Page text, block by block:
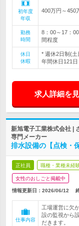
初年度
年収
400万円～450
勤務
時間
8：00～17：
間程度
休日
休暇
* 週休2日制(
年間休日121日
求人詳細を
新旭電子工業株式会社 |
専門メーカー
排水設備の【点検・
正社員 職種・業種未経
女性のおしごと掲載中
情報更新日：2026/06/12
仕事内容
工場運営に欠
設の監視から
だきます。